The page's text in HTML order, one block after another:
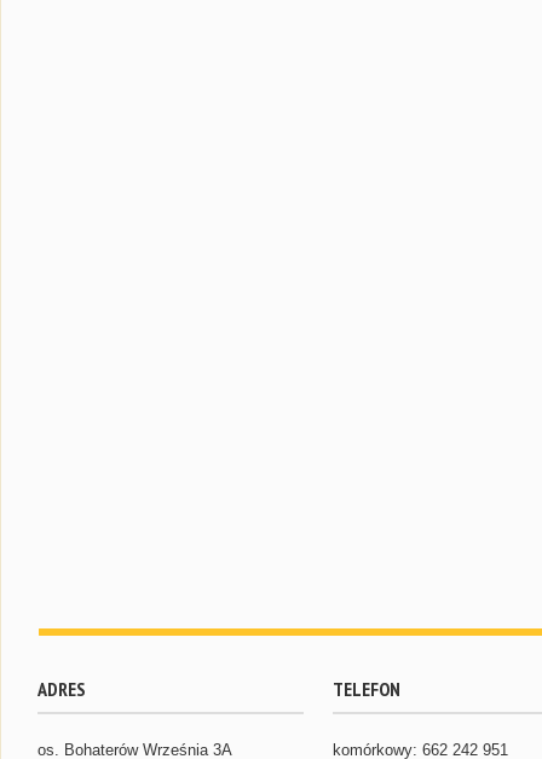
ADRES
os. Bohaterów Września 3A
TELEFON
komórkowy: 662 242 951